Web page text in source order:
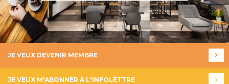
JE VEUX DEVENIR MEMBRE
JE VEUX M'ABONNER À L'INFOLETTRE